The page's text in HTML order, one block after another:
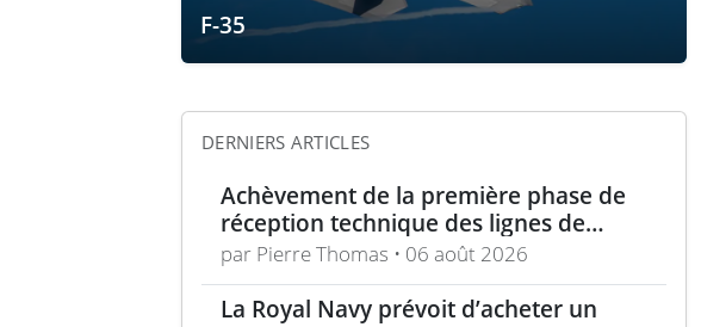
F-35
DERNIERS ARTICLES
Achèvement de la première phase de
réception technique des lignes de
production d’armement gros calibre
par Pierre Thomas • 06 août 2026
La Royal Navy prévoit d’acheter un